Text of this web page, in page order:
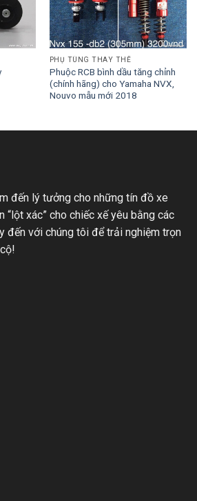
PHỤ TÙNG THAY THẾ
Phuộc RCB bình dầu tăng chỉnh
(chính hãng) cho Yamaha NVX,
Nouvo mẫu mới 2018
đến lý tưởng cho những tín đồ xe
“lột xác” cho chiếc xế yêu bằng các
đến với chúng tôi để trải nghiệm trọn